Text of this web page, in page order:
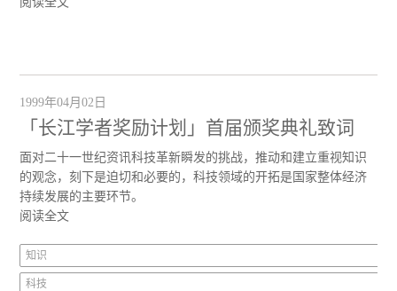
1999年04月02日
「长江学者奖励计划」首届颁奖典礼致词
面对二十一世纪资讯科技革新瞬发的挑战，推动和建立重视知识
的观念，刻下是迫切和必要的，科技领域的开拓是国家整体经济
持续发展的主要环节。
阅读全文
知识
科技